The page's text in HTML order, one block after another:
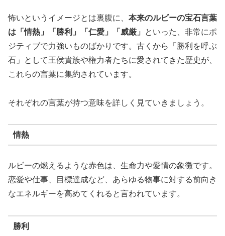
怖いというイメージとは裏腹に、 本来のルビーの宝石言葉
は「情熱」「勝利」「仁愛」「威厳」
といった、非常にポ
ジティブで力強いものばかりです。古くから「勝利を呼ぶ
石」として王侯貴族や権力者たちに愛されてきた歴史が、
これらの言葉に集約されています。
それぞれの言葉が持つ意味を詳しく見ていきましょう。
情熱
ルビーの燃えるような赤色は、生命力や愛情の象徴です。
恋愛や仕事、目標達成など、あらゆる物事に対する前向き
なエネルギーを高めてくれると言われています。
勝利